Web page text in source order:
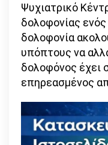
Ψυχιατρικό
δολοφονίας
δολοφονία
υπόπτους να
δολοφόνος έχει
επηρεασμένος